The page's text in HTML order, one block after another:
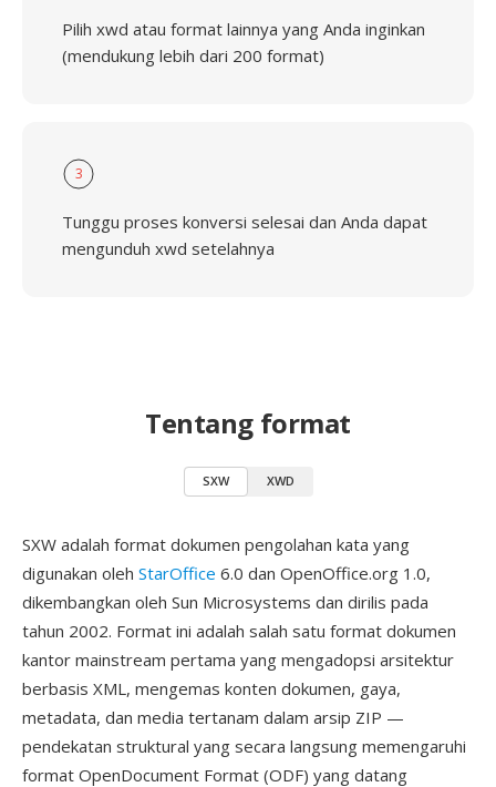
Pilih xwd atau format lainnya yang Anda inginkan
(mendukung lebih dari 200 format)
3
Tunggu proses konversi selesai dan Anda dapat
mengunduh xwd setelahnya
Tentang format
SXW XWD
SXW adalah format dokumen pengolahan kata yang
digunakan oleh StarOffice 6.0 dan OpenOffice.org 1.0,
dikembangkan oleh Sun Microsystems dan dirilis pada
tahun 2002. Format ini adalah salah satu format dokumen
kantor mainstream pertama yang mengadopsi arsitektur
berbasis XML, mengemas konten dokumen, gaya,
metadata, dan media tertanam dalam arsip ZIP —
pendekatan struktural yang secara langsung memengaruhi
format OpenDocument Format (ODF) yang datang